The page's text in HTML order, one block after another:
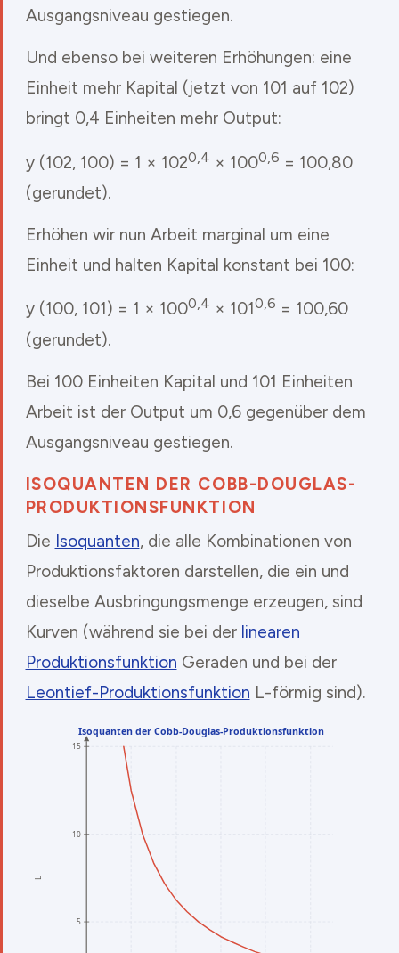
Ausgangsniveau gestiegen.
Und ebenso bei weiteren Erhöhungen: eine
Einheit mehr Kapital (jetzt von 101 auf 102)
bringt 0,4 Einheiten mehr Output:
y (102, 100) = 1 × 1020,4 × 1000,6 = 100,80
(gerundet).
Erhöhen wir nun Arbeit marginal um eine
Einheit und halten Kapital konstant bei 100:
y (100, 101) = 1 × 1000,4 × 1010,6 = 100,60
(gerundet).
Bei 100 Einheiten Kapital und 101 Einheiten
Arbeit ist der Output um 0,6 gegenüber dem
Ausgangsniveau gestiegen.
ISOQUANTEN DER COBB-DOUGLAS-
PRODUKTIONSFUNKTION
Die Isoquanten, die alle Kombinationen von
Produktionsfaktoren darstellen, die ein und
dieselbe Ausbringungsmenge erzeugen, sind
Kurven (während sie bei der linearen
Produktionsfunktion Geraden und bei der
Leontief-Produktionsfunktion L-förmig sind).